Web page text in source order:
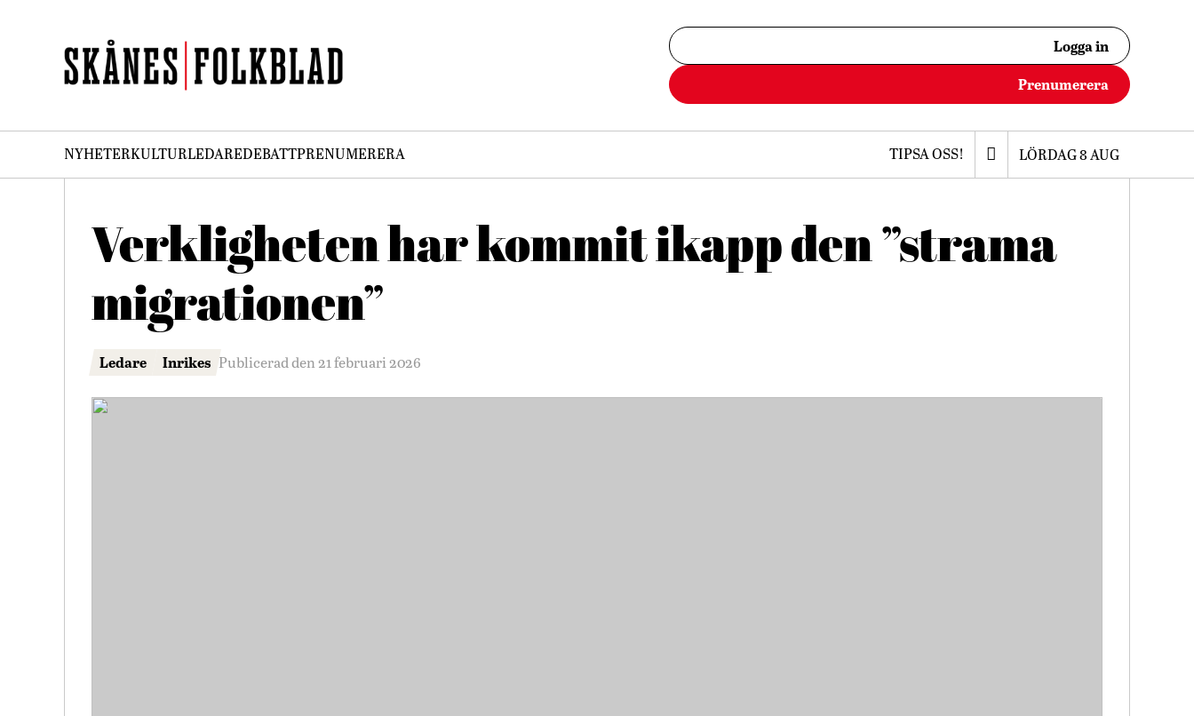
Logga in
Prenumerera
NYHETERKULTURLEDAREDEBATTPRENUMERERA TIPSA OSS! LÖRDAG 8 AUG
Verkligheten har kommit ikapp den ”strama
migrationen”
Ledare Inrikes Publicerad den 21 februari 2026